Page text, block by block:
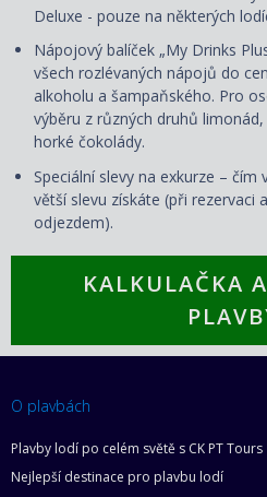
Deluxe - pouze na některých
Nápojový balíček „My Drinks
všech rozlévaných nápojů do
alkoholu a šampaňského. Pro
výběru z různých druhů
horké čokolády.
Speciální slevy na exkurze –
větší slevu získáte (při rezervaci
odjezdem).
KALKULAČKA
O plavbách
Plavby lodí po celém světě s CK PT Tours
Nejlepší destinace pro plavbu lodí